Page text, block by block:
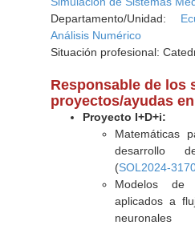
Departamento/Unidad:
Análisis Numérico
Situación profesional:
Responsable de los
proyectos/ayudas
Proyecto I+D+i:
Matemáticas
desarrollo
(SOL2024-
Modelos de
aplicados a